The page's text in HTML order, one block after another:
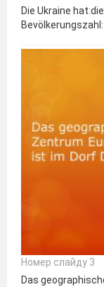
Die Ukraine
Номер слайду 3
Das